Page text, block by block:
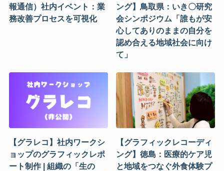
報通信）社内イベント：業
務改善プロセスを可視化
ング】鳥取県：いき〇研究
会シンポジウム「誰もが安
心してありのままの自分を
認め合える地域社会に向け
て」
【グラレコ】社内ワークシ
ョップのグラフィックレポ
ート制作 | 組織の「生の
【グラフィックレコーディ
ング】徳島：医療的ケア児
と地域をつなぐ外食体験プ